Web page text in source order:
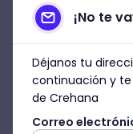
instrumentos
audio.
Ableton Live
editar audio,
vivo. Tiene
¡No te
Déjanos tu
continuación y
de Crehana
Correo